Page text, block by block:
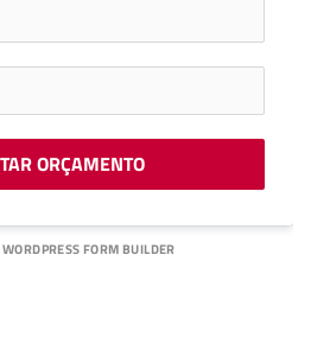
ORÇAMENTO
FORM BUILDER